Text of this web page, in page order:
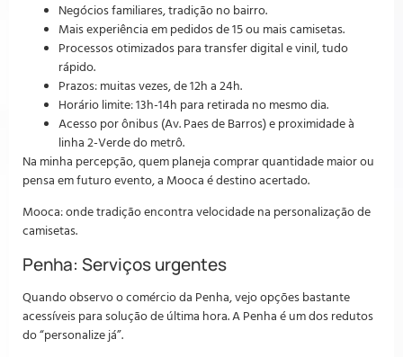
Negócios familiares, tradição no bairro.
Mais experiência em pedidos de 15 ou mais camisetas.
Processos otimizados para transfer digital e vinil, tudo
rápido.
Prazos: muitas vezes, de 12h a 24h.
Horário limite: 13h-14h para retirada no mesmo dia.
Acesso por ônibus (Av. Paes de Barros) e proximidade à
linha 2-Verde do metrô.
Na minha percepção, quem planeja comprar quantidade maior ou
pensa em futuro evento, a Mooca é destino acertado.
Mooca: onde tradição encontra velocidade na personalização de
camisetas.
Penha: Serviços urgentes
Quando observo o comércio da Penha, vejo opções bastante
acessíveis para solução de última hora. A Penha é um dos redutos
do “personalize já”.